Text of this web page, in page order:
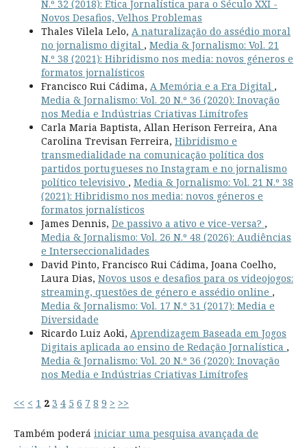
N.º 32 (2018): Ética Jornalística para o Século XXI -
Novos Desafios, Velhos Problemas
Thales Vilela Lelo, A naturalização do assédio moral
no jornalismo digital , Media & Jornalismo: Vol. 21
N.º 38 (2021): Hibridismo nos media: novos géneros e
formatos jornalísticos
Francisco Rui Cádima, A Memória e a Era Digital ,
Media & Jornalismo: Vol. 20 N.º 36 (2020): Inovação
nos Media e Indústrias Criativas Limítrofes
Carla Maria Baptista, Allan Herison Ferreira, Ana
Carolina Trevisan Ferreira, Hibridismo e
transmedialidade na comunicação política dos
partidos portugueses no Instagram e no jornalismo
político televisivo , Media & Jornalismo: Vol. 21 N.º 38
(2021): Hibridismo nos media: novos géneros e
formatos jornalísticos
James Dennis, De passivo a ativo e vice-versa? ,
Media & Jornalismo: Vol. 26 N.º 48 (2026): Audiências
e Interseccionalidades
David Pinto, Francisco Rui Cádima, Joana Coelho,
Laura Dias, Novos usos e desafios para os videojogos:
streaming, questões de género e assédio online ,
Media & Jornalismo: Vol. 17 N.º 31 (2017): Media e
Diversidade
Ricardo Luiz Aoki, Aprendizagem Baseada em Jogos
Digitais aplicada ao ensino de Redação Jornalística ,
Media & Jornalismo: Vol. 20 N.º 36 (2020): Inovação
nos Media e Indústrias Criativas Limítrofes
<< < 1 2 3 4 5 6 7 8 9 > >>
Também poderá iniciar uma pesquisa avançada de